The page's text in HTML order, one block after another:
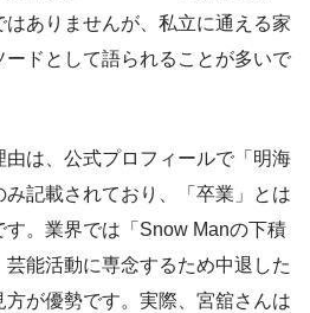
ありませんが、私立に通える家
ドとして語られることが多いで
は、公式プロフィールで「明海
記載されており、「卒業」とは
す。業界では「Snow Manの下積
能活動に専念するため中退した
が優勢です。実際、宮舘さんは